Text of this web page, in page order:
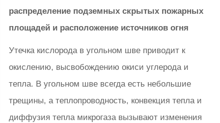
распределение подземных скрытых пожарных
площадей и расположение источников огня
Утечка кислорода в угольном шве приводит к
окислению, высвобождению окиси углерода и
тепла. В угольном шве всегда есть небольшие
трещины, а теплопроводность, конвекция тепла и
диффузия тепла микрогаза вызывают изменения